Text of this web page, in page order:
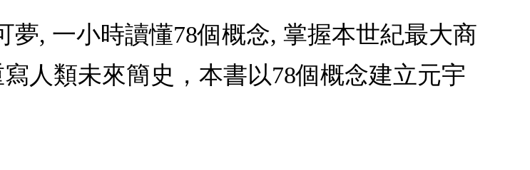
夢, 一小時讀懂78個概念, 掌握本世紀最大商
人類未來簡史，本書以78個概念建立元宇